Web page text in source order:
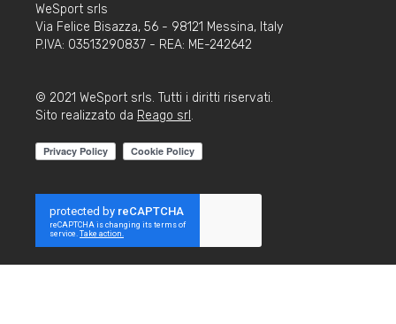
WeSport srls
Via Felice Bisazza, 56 - 98121 Messina, Italy
P.IVA: 03513290837 - REA: ME-242642
© 2021 WeSport srls. Tutti i diritti riservati.
Sito realizzato da Reago srl .